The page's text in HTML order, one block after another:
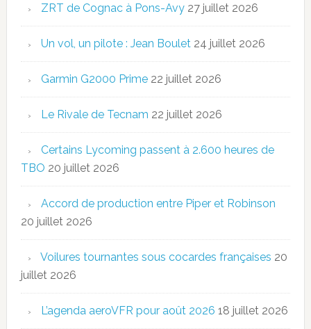
ZRT de Cognac à Pons-Avy 27 juillet 2026
Un vol, un pilote : Jean Boulet 24 juillet 2026
Garmin G2000 Prime 22 juillet 2026
Le Rivale de Tecnam 22 juillet 2026
Certains Lycoming passent à 2.600 heures de
TBO 20 juillet 2026
Accord de production entre Piper et Robinson
20 juillet 2026
Voilures tournantes sous cocardes françaises 20
juillet 2026
L’agenda aeroVFR pour août 2026 18 juillet 2026